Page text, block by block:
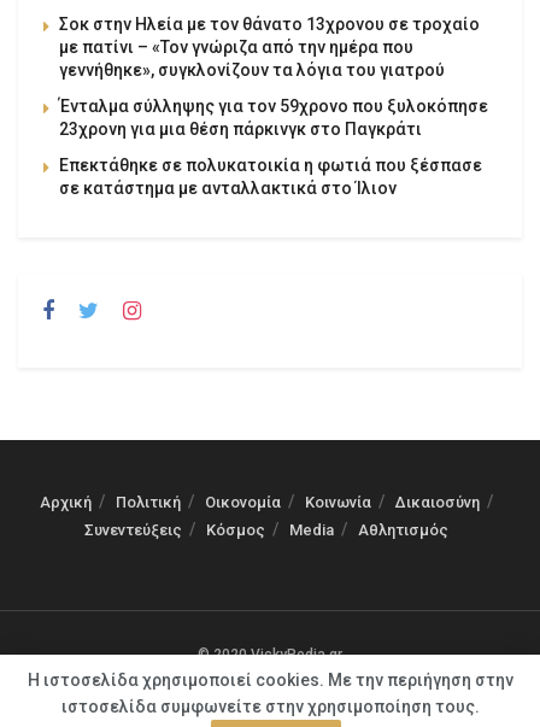
Σοκ στην Ηλεία με τον θάνατο 13χρονου σε τροχαίο
με πατίνι – «Τον γνώριζα από την ημέρα που
γεννήθηκε», συγκλονίζουν τα λόγια του γιατρού
Ένταλμα σύλληψης για τον 59χρονο που ξυλοκόπησε
23χρονη για μια θέση πάρκινγκ στο Παγκράτι
Επεκτάθηκε σε πολυκατοικία η φωτιά που ξέσπασε
σε κατάστημα με ανταλλακτικά στο Ίλιον
Αρχική Πολιτική Οικονομία Κοινωνία
Δικαιοσύνη
Συνεντεύξεις
Κόσμος Media Αθλητισμός
© 2020 VickyPedia.gr
Η ιστοσελίδα χρησιμοποιεί cookies. Με την περιήγηση στην
ιστοσελίδα συμφωνείτε στην χρησιμοποίηση τους.